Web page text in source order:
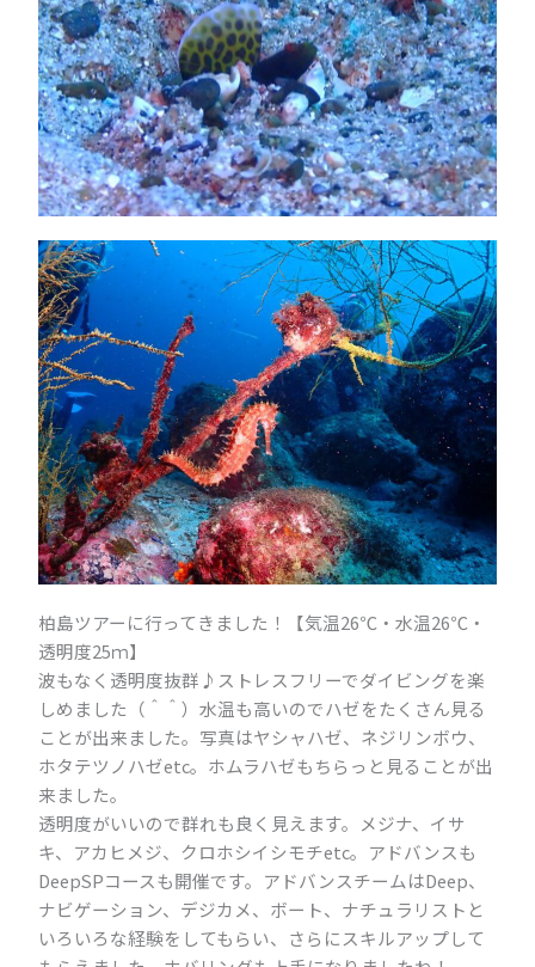
柏島ツアーに行ってきました！【気温26℃・水温26℃・
透明度25ｍ】
波もなく透明度抜群♪ストレスフリーでダイビングを楽
しめました（＾＾）水温も高いのでハゼをたくさん見る
ことが出来ました。写真はヤシャハゼ、ネジリンボウ、
ホタテツノハゼetc。ホムラハゼもちらっと見ることが出
来ました。
透明度がいいので群れも良く見えます。メジナ、イサ
キ、アカヒメジ、クロホシイシモチetc。アドバンスも
DeepSPコースも開催です。アドバンスチームはDeep、
ナビゲーション、デジカメ、ボート、ナチュラリストと
いろいろな経験をしてもらい、さらにスキルアップして